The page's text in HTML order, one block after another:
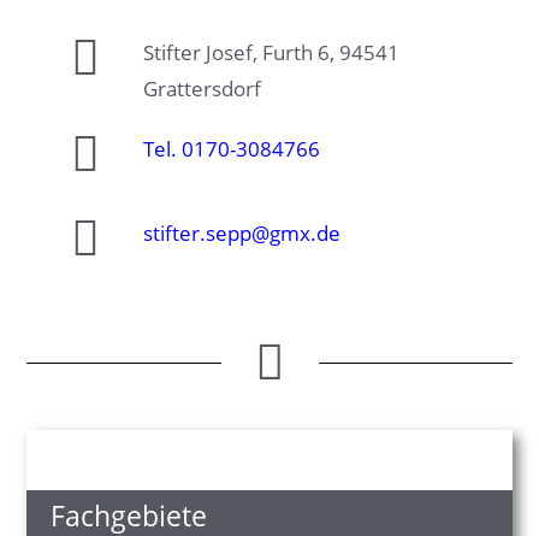
Stifter Josef, Furth 6, 94541
Grattersdorf
Tel. 0170-3084766
stifter.sepp@gmx.de
Fachgebiete